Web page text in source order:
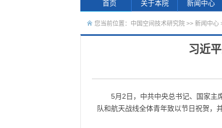
首页 关于本院 新闻中心
您当前位置： 中国空间技术研究院 >> 新闻中心
习近
5月2日，中共中央总书记、国家主
队和航天战线全体青年致以节日祝贺，